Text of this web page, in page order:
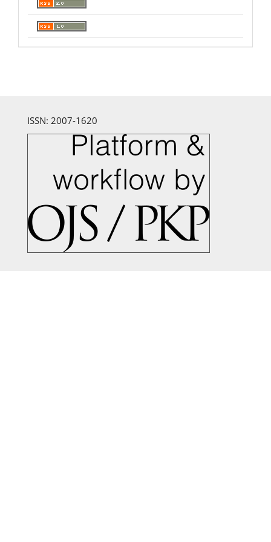
ISSN: 2007-1620